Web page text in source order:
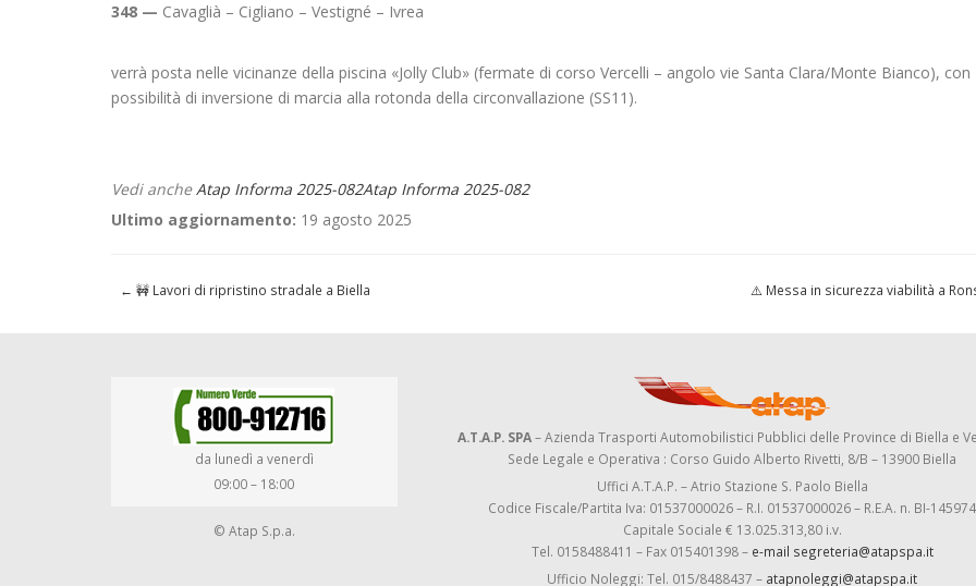
348 — Cavaglià – Cigliano – Vestigné – Ivrea
verrà posta nelle vicinanze della piscina «Jolly Club» (fermate di corso Vercelli – angolo vie Santa Clara/Monte Bianco), con
possibilità di inversione di marcia alla rotonda della circonvallazione (SS11).
Vedi ancheAtap Informa 2025-082Atap Informa 2025-082
Ultimo aggiornamento: 19 agosto 2025
← 🚧 Lavori di ripristino stradale a Biella ⚠️ Messa in sicurezza viabilità a
da lunedì a venerdì
09:00 – 18:00
© Atap S.p.a.
A.T.A.P. SPA– Azienda Trasporti Automobilistici Pubblici delle Province di Biella e
Sede Legale e Operativa : Corso Guido Alberto Rivetti, 8/B – 13900 Biella
Uffici A.T.A.P. – Atrio Stazione S. Paolo Biella
Codice Fiscale/Partita Iva: 01537000026 – R.I. 01537000026 – R.E.A. n. BI-145974
Capitale Sociale € 13.025.313,80 i.v.
Tel. 0158488411 – Fax 015401398 – e-mail segreteria@atapspa.it
Ufficio Noleggi: Tel. 015/8488437 – atapnoleggi@atapspa.it